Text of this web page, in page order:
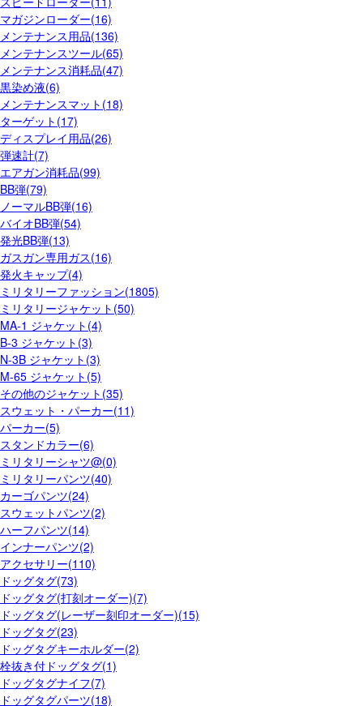
マガジンローダー(16)
メンテナンス用品(136)
メンテナンスツール(65)
メンテナンス消耗品(47)
黒染め液(6)
メンテナンスマット(18)
ターゲット(17)
ディスプレイ用品(26)
弾速計(7)
エアガン消耗品(99)
BB弾(79)
ノーマルBB弾(16)
バイオBB弾(54)
発光BB弾(13)
ガスガン専用ガス(16)
発火キャップ(4)
ミリタリーファッション(1805)
ミリタリージャケット(50)
MA-1 ジャケット(4)
B-3 ジャケット(3)
N-3B ジャケット(3)
M-65 ジャケット(5)
その他のジャケット(35)
スウェット・パーカー(11)
パーカー(5)
スタンドカラー(6)
ミリタリーシャツ@(0)
ミリタリーパンツ(40)
カーゴパンツ(24)
スウェットパンツ(2)
ハーフパンツ(14)
インナーパンツ(2)
アクセサリー(110)
ドッグタグ(73)
ドッグタグ(打刻オーダー)(7)
ドッグタグ(レーザー刻印オーダー)(15)
ドッグタグ(23)
ドッグタグキーホルダー(2)
栓抜き付ドッグタグ(1)
ドッグタグナイフ(7)
ドッグタグパーツ(18)